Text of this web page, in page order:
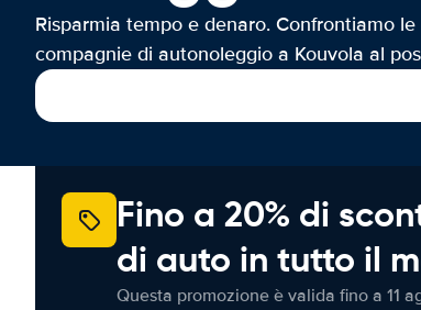
Risparmia tempo e denaro. Confrontiamo
compagnie di autonoleggio a Kouvola al
Fino a 20% di
di auto in tutto il
Questa promozione è valida fino a 11